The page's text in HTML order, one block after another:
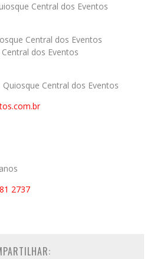
Central dos Eventos
Central dos Eventos
dos Eventos
Central dos Eventos
2737